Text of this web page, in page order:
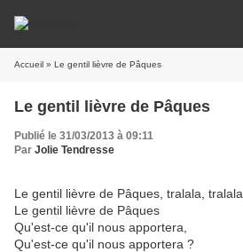
Accueil » Le gentil lièvre de Pâques
Le gentil lièvre de Pâques
Publié le 31/03/2013 à 09:11
Par Jolie Tendresse
Le gentil lièvre de Pâques, tralala, tralala,
Le gentil lièvre de Pâques
Qu'est-ce qu'il nous apportera,
Qu'est-ce qu'il nous apportera ?